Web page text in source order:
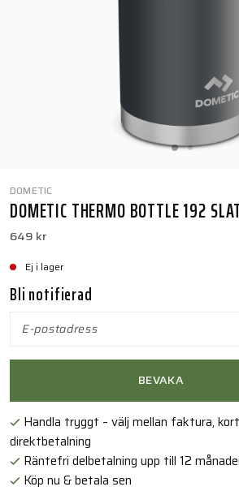
DOMETIC
DOMETIC THERMO BOTTLE 192
649 kr
Ej i lager
Bli notifierad
BEVAKA
Handla tryggt – välj mellan faktura,
direktbetalning
Räntefri delbetalning upp till 12
Köp nu & betala sen